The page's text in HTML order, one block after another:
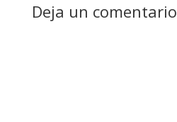
Deja un comentario